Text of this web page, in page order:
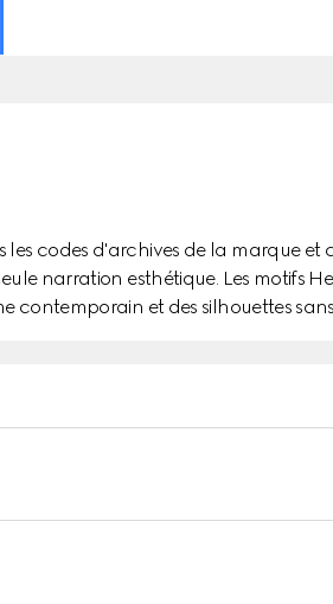
codes d'archives de la marque et
narration esthétique. Les motifs
contemporain et des silhouettes